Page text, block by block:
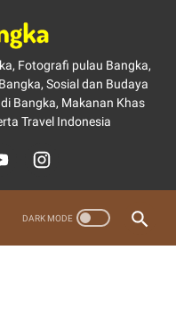
Fotografi pulau Bangka,
Sosial dan Budaya
Bangka, Makanan Khas
Travel Indonesia